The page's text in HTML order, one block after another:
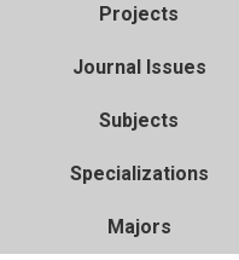
Projects
Journal Issues
Subjects
Specializations
Majors